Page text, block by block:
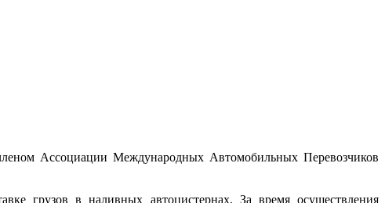
Ассоциации Международных Автомобильных Перевозчиков
грузов в наливных автоцистернах. За время осуществления